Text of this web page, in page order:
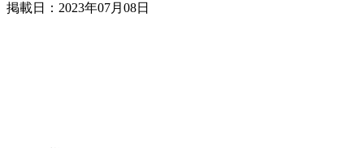
掲載日：2023年07月08日